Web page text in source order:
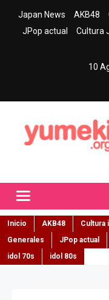
Japan News AKB48
JPop actual
Cultura
10
Inicio AKB48 Cultura
Generales
JPop actual
idol 70s
idol 80s